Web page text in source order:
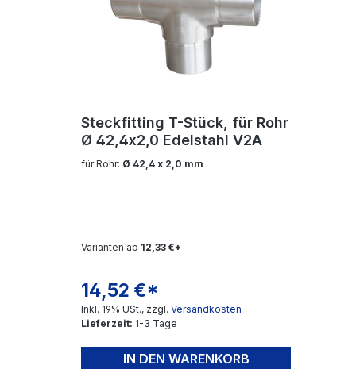
Steckfitting T-Stück, für Rohr
Ø 42,4x2,0 Edelstahl V2A
für Rohr: Ø 42,4 x 2,0 mm
Varianten ab 12,33 €*
Regulärer Preis:
14,52 €*
Inkl. 19% USt., zzgl. Versandkosten
Lieferzeit: 1-3 Tage
IN DEN WARENKORB